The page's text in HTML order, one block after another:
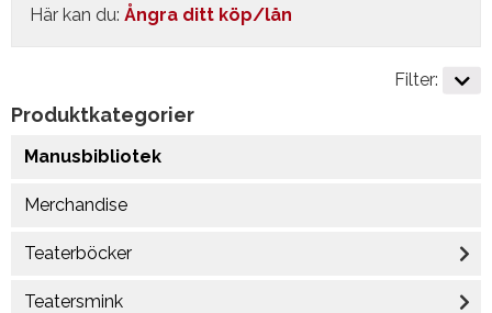
Här kan du: Ångra ditt köp/lån
Produktkategorier
Manusbibliotek
Merchandise
Teaterböcker
Teatersmink
Filter: